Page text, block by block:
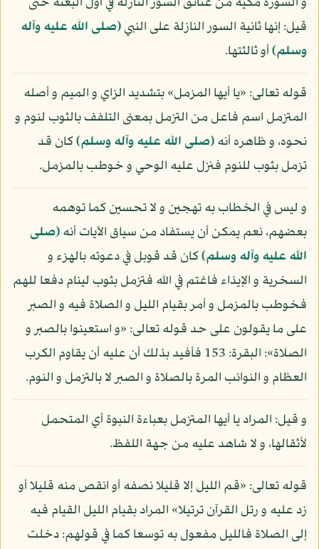
قيل: إنها ثانية السور النازلة على النبي(صلى الله عليه وآله
وسلم)أو ثالثتها.
قوله تعالى: «يا أيها المزمل» بتشديد الزاي و الميم و أصله
المتزمل اسم فاعل من التزمل بمعنى التلفف بالثوب لنوم و
نحوه، و ظاهره أنه(صلى الله عليه وآله وسلم)كان قد
تزمل بثوب للنوم فنزل عليه الوحي و خوطب بالمزمل.
و ليس في الخطاب به تهجين و لا تحسين كما توهمه
بعضهم، نعم يمكن أن يستفاد من سياق الآيات أنه(صلى
الله عليه وآله وسلم)كان قد قوبل في دعوته بالهزء و
السخرية و الإيذاء فاغتم في الله فتزمل بثوب لينام دفعا للهم
فخوطب بالمزمل و أمر بقيام الليل و الصلاة فيه و الصبر
على ما يقولون على حد قوله تعالى: «و استعينوا بالصبر و
الصلاة»: البقرة: 153 فأفيد بذلك أن عليه أن يقاوم الكرب
العظام و النوائب المرة بالصلاة و الصبر لا بالتزمل و النوم.
و قيل: المراد يا أيها المتزمل بعباءة النبوة أي المتحمل
لأثقالها، و لا شاهد عليه من جهة اللفظ.
قوله تعالى: «قم الليل إلا قليلا نصفه أو انقص منه قليلا أو
زد عليه و رتل القرآن ترتيلا» المراد بقيام الليل القيام فيه
إلى الصلاة فالليل مفعول به توسعا كما في قولهم: دخلت